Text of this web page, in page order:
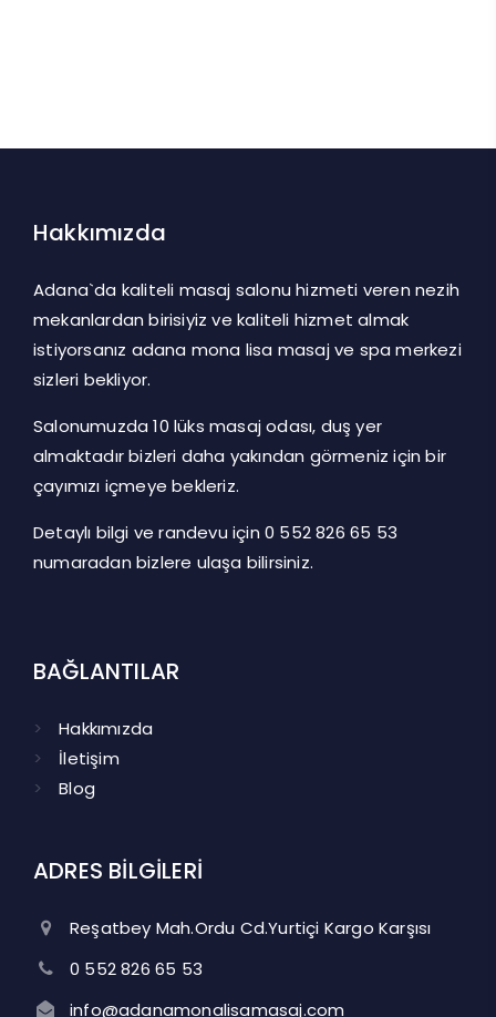
Hakkımızda
Adana`da kaliteli masaj salonu hizmeti veren nezih
mekanlardan birisiyiz ve kaliteli hizmet almak
istiyorsanız adana mona lisa masaj ve spa merkezi
sizleri bekliyor.
Salonumuzda 10 lüks masaj odası, duş yer
almaktadır bizleri daha yakından görmeniz için bir
çayımızı içmeye bekleriz.
Detaylı bilgi ve randevu için 0 552 826 65 53
numaradan bizlere ulaşa bilirsiniz.
BAĞLANTILAR
Hakkımızda
İletişim
Blog
ADRES BİLGİLERİ
Reşatbey Mah.Ordu Cd.Yurtiçi Kargo Karşısı
0 552 826 65 53
info@adanamonalisamasaj.com